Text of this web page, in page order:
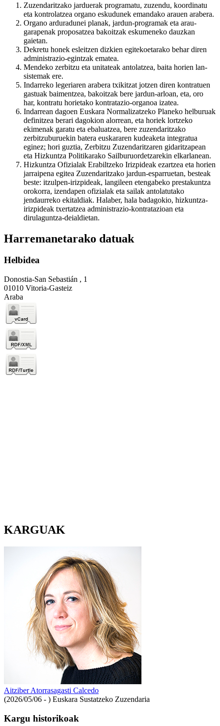
Zuzendaritzako jarduerak programatu, zuzendu, koordinatu
eta kontrolatzea organo eskudunek emandako arauen arabera.
Organo arduradunei planak, jardun-programak eta arau-
garapenak proposatzea bakoitzak eskumeneko dauzkan
gaietan.
Dekretu honek esleitzen dizkien egitekoetarako behar diren
administrazio-egintzak ematea.
Mendeko zerbitzu eta unitateak antolatzea, baita horien lan-
sistemak ere.
Indarreko legeriaren arabera txikitzat jotzen diren kontratuen
gastuak baimentzea, bakoitzak bere jardun-arloan, eta, oro
har, kontratu horietako kontratazio-organoa izatea.
Indarrean dagoen Euskara Normalizatzeko Planeko helburuak
definitzea berari dagokion alorrean, eta horiek lortzeko
ekimenak garatu eta ebaluatzea, bere zuzendaritzako
zerbitzuburuekin batera euskararen kudeaketa integratua
eginez; hori guztia, Zerbitzu Zuzendaritzaren gidaritzapean
eta Hizkuntza Politikarako Sailburuordetzarekin elkarlanean.
Hizkuntza Ofizialak Erabiltzeko Irizpideak ezartzea eta horien
jarraipena egitea Zuzendaritzako jardun-esparruetan, besteak
beste: itzulpen-irizpideak, langileen etengabeko prestakuntza
orokorra, izendapen ofizialak eta sailak antolatutako
jendaurreko ekitaldiak. Halaber, hala badagokio, hizkuntza-
irizpideak txertatzea administrazio-kontratazioan eta
dirulaguntza-deialdietan.
Harremanetarako datuak
Helbidea
Donostia-San Sebastián , 1
01010 Vitoria-Gasteiz
Araba
KARGUAK
Aitziber Atorrasagasti Calcedo
(2026/05/06 - ) Euskara Sustatzeko Zuzendaria
Kargu historikoak